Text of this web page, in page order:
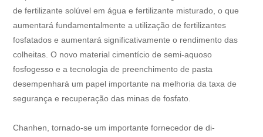
de fertilizante solúvel em água e fertilizante misturado, o que
aumentará fundamentalmente a utilização de fertilizantes
fosfatados e aumentará significativamente o rendimento das
colheitas. O novo material cimentício de semi-aquoso
fosfogesso e a tecnologia de preenchimento de pasta
desempenhará um papel importante na melhoria da taxa de
segurança e recuperação das minas de fosfato.
Chanhen, tornado-se um importante fornecedor de di-